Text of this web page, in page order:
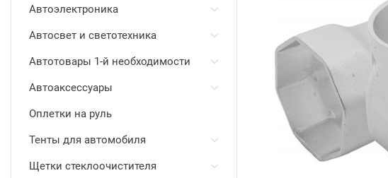
Автоэлектроника
Автосвет и светотехника
Автотовары 1-й необходимости
Автоаксессуары
Оплетки на руль
Тенты для автомобиля
Щетки стеклоочистителя